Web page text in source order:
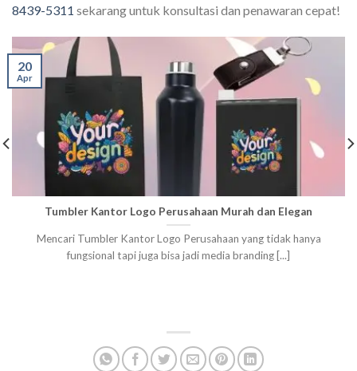
8439-5311 sekarang untuk konsultasi dan penawaran cepat!
Tumbler Kantor Logo Perusahaan Murah dan Elegan
Mencari Tumbler Kantor Logo Perusahaan yang tidak hanya
fungsional tapi juga bisa jadi media branding [...]
20
Apr